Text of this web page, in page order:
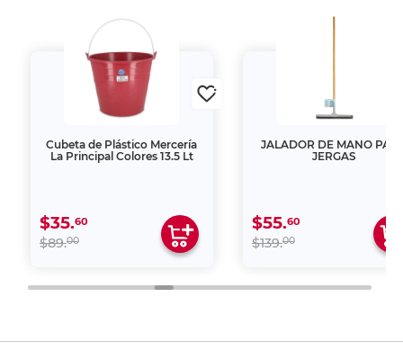
Cubeta de Plástico Mercería
La Principal Colores 13.5 Lt
$35.60
$89.00
JALADOR DE MANO
JERGAS
$55.60
$139.00